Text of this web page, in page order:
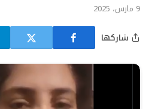
9 مارس، 2025
شاركها